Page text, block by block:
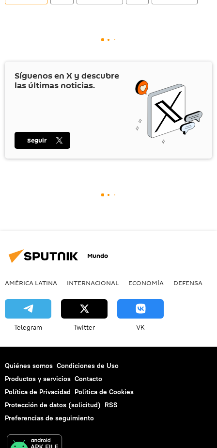
Síguenos en X y descubre
las últimas noticias.
Seguir
Mundo
AMÉRICA LATINA INTERNACIONAL ECONOMÍA DEFENSA
Telegram Twitter VK
Quiénes somos Condiciones de Uso
Productos y servicios Contacto
Política de Privacidad Politica de Cookies
Protección de datos (solicitud) RSS
Preferencias de seguimiento